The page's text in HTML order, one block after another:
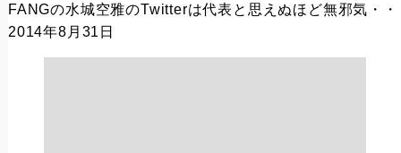
FANGの水城空雅のTwitterは代表と思えぬほど無邪気・
2014年8月31日